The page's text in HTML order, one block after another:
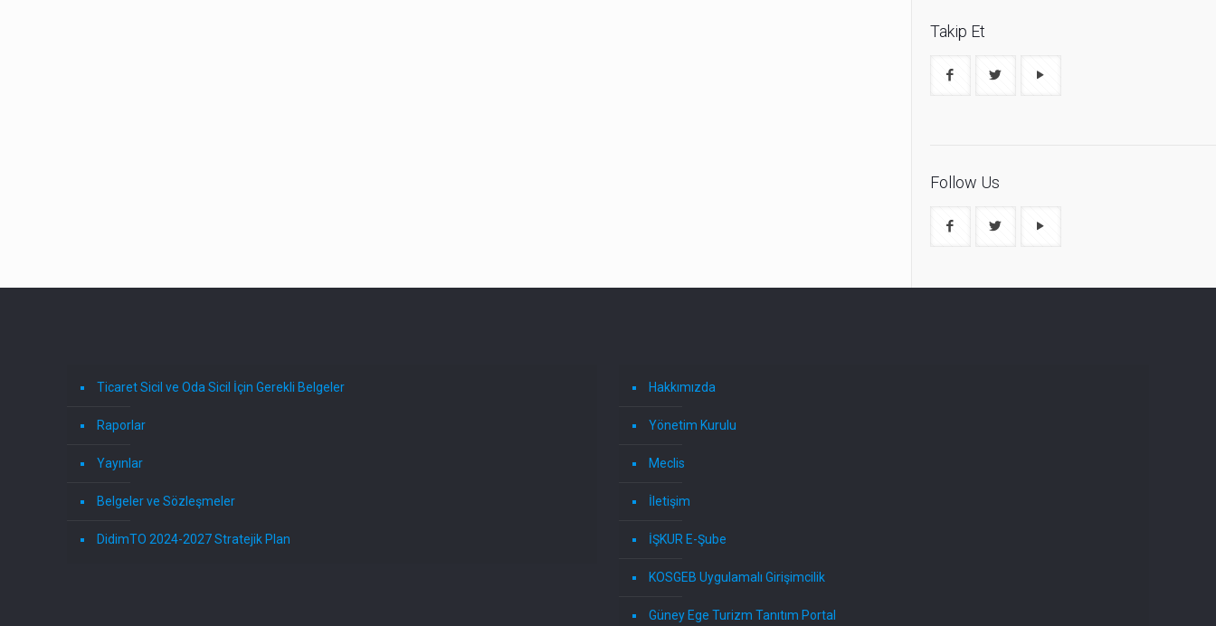
Takip Et
Follow Us
Ticaret Sicil ve Oda Sicil İçin Gerekli Belgeler
Raporlar
Yayınlar
Belgeler ve Sözleşmeler
DidimTO 2024-2027 Stratejik Plan
Hakkımızda
Yönetim Kurulu
Meclis
İletişim
İŞKUR E-Şube
KOSGEB Uygulamalı Girişimcilik
Güney Ege Turizm Tanıtım Portal